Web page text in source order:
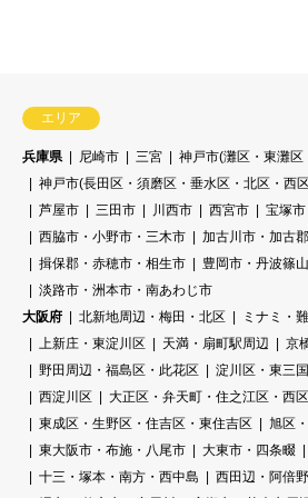
エリア
兵庫県 尼崎市 三宮
神戸市(灘区・東灘区
神戸市(長田区・須磨区・垂水区・北区・西
芦屋市
三田市 川西市 西宮市 宝塚市
西脇市・小野市・三木市
加古川市・加古
揖保郡・赤穂市・相生市
豊岡市・丹波篠
淡路市・洲本市・南あわじ市
大阪府
北新地周辺・梅田・北区
ミナミ・
上新庄・東淀川区
天満・扇町駅周辺
京
野田周辺・福島区・此花区
淀川区・東三
西淀川区
大正区・弁天町・住之江区・西
東成区・生野区・住吉区・東住吉区
旭区
東大阪市・布施・八尾市
大東市・四条畷
十三・塚本・南方・西中島
西田辺・阿倍